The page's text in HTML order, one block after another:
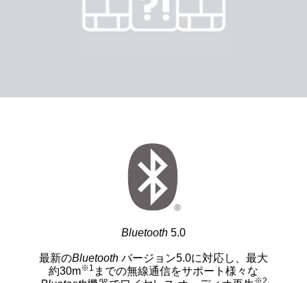
Bluetooth 5.0
最新のBluetooth バージョン5.0に対応し、最大
約30m※1 までの無線通信をサポート様々な
※2